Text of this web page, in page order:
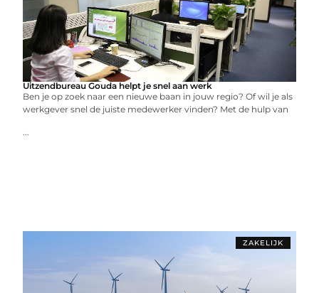
Uitzendbureau Gouda helpt je snel aan werk
Ben je op zoek naar een nieuwe baan in jouw regio? Of wil je als
werkgever snel de juiste medewerker vinden? Met de hulp van
...
ZAKELIJK